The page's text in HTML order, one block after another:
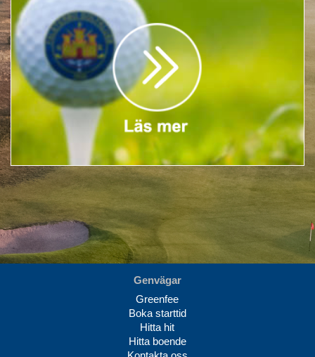
Genvägar
Greenfee
Boka starttid
Hitta hit
Hitta boende